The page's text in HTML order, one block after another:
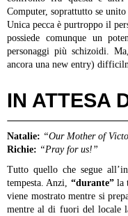
Computer, soprattutto se unito
Unica pecca è purtroppo il
possiede comunque un
personaggi più schizoidi.
ancora una new entry)
IN ATTESA
Natalie: “Our Mother of
Richie: “Pray for us!”
Tutto quello che segue
tempesta. Anzi, “durante”la
viene mostrato mentre si
mentre al di fuori del locale